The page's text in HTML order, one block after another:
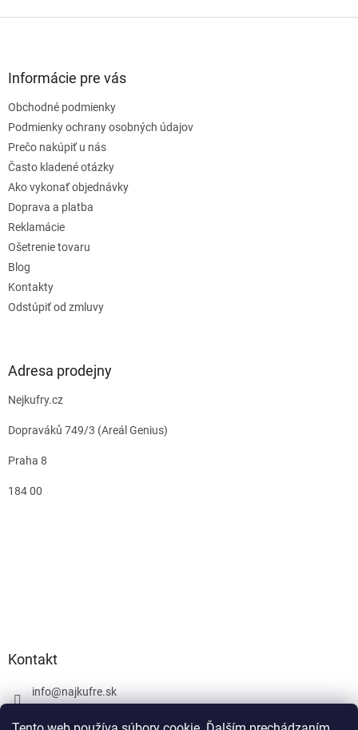
Informácie pre vás
Obchodné podmienky
Podmienky ochrany osobných údajov
Prečo nakúpiť u nás
Často kladené otázky
Ako vykonať objednávky
Doprava a platba
Reklamácie
Ošetrenie tovaru
Blog
Kontakty
Odstúpiť od zmluvy
Adresa prodejny
Nejkufry.cz
Dopraváků 749/3 (Areál Genius)
Praha 8
184 00
Kontakt
info@najkufre.sk